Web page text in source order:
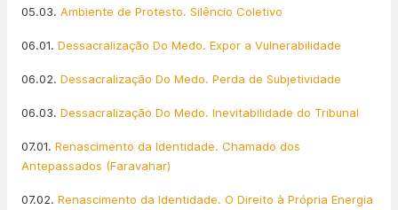
05.03. Ambiente de Protesto. Silêncio Coletivo
06.01. Dessacralização Do Medo. Expor a Vulnerabilidade
06.02. Dessacralização Do Medo. Perda de Subjetividade
06.03. Dessacralização Do Medo. Inevitabilidade do Tribunal
07.01. Renascimento da Identidade. Chamado dos
Antepassados (Faravahar)
07.02. Renascimento da Identidade. O Direito à Própria Energia